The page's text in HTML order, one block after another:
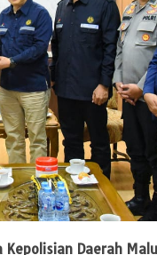
Kepolisian Daerah